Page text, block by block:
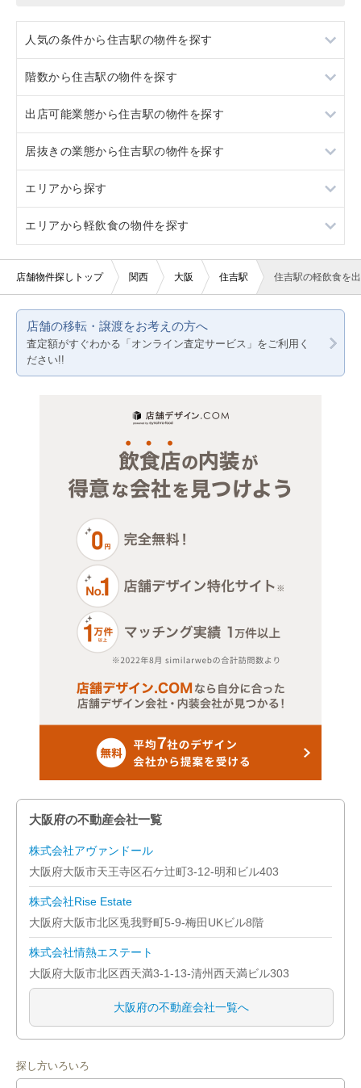
人気の条件から住吉駅の物件を探す
居抜き
スケルトン
駐車場あり
看板取り付け可
20坪以下
賃料20万円以下
階数から住吉駅の物件を探す
1階
出店可能業態から住吉駅の物件を探す
重飲食
軽飲食
バー・クラブ
美容室・理容室
医療・歯科・クリニック
物販・小売
ジム・教室・スタジオ
その他サービス・その他
居抜きの業態から住吉駅の物件を探す
居酒屋・ダイニングバー
その他店舗物件
エリアから探す
大阪
京都
エリアから軽飲食の物件を探す
大阪
兵庫
店舗物件探しトップ 関西 大阪 住吉駅 住吉駅の軽飲食を
店舗の移転・譲渡をお考えの方へ
査定額がすぐわかる「オンライン査定サービス」をご利用く
ださい!!
大阪府の不動産会社一覧
株式会社アヴァンドール
大阪府大阪市天王寺区石ケ辻町3-12-明和ビル403
株式会社Rise Estate
大阪府大阪市北区兎我野町5-9-梅田UKビル8階
株式会社情熱エステート
大阪府大阪市北区西天満3-1-13-清州西天満ビル303
大阪府の不動産会社一覧へ
探し方いろいろ